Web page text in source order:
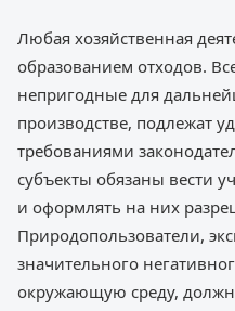
Любая хозяйственная
образованием отходов.
непригодные для
производстве, подлежат
требованиями
субъекты обязаны вести
и оформлять на них
Природопользователи,
значительного
окружающую среду,